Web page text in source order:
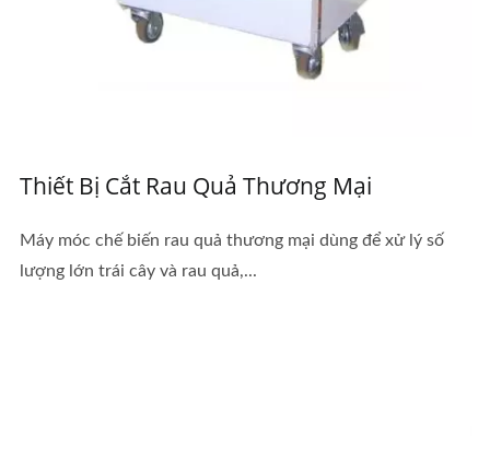
Thiết Bị Cắt Rau Quả Thương Mại
Máy móc chế biến rau quả thương mại dùng để xử lý số
lượng lớn trái cây và rau quả,...